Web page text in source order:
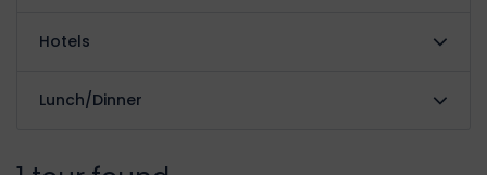
Hotels
Lunch/Dinner